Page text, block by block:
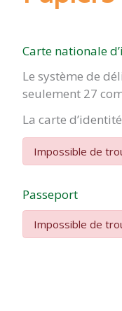
Carte nationale
Le système de
seulement 27
La carte
Impossible de
Passeport
Impossible de